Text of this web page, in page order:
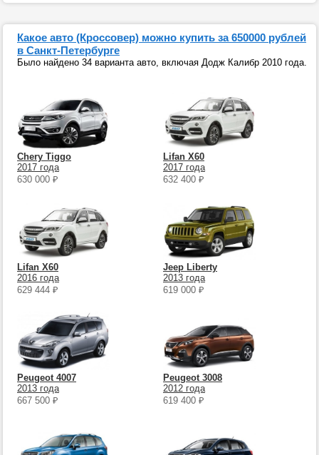
Какое авто (Кроссовер) можно купить за 650000 рублей
в Санкт-Петербурге
Было найдено 34 варианта авто, включая Додж Калибр 2010 года.
Chery Tiggo
2017 года
630 000 ₽
Lifan X60
2017 года
632 400 ₽
Lifan X60
2016 года
629 444 ₽
Jeep Liberty
2013 года
619 000 ₽
Peugeot 4007
2013 года
667 500 ₽
Peugeot 3008
2012 года
619 400 ₽